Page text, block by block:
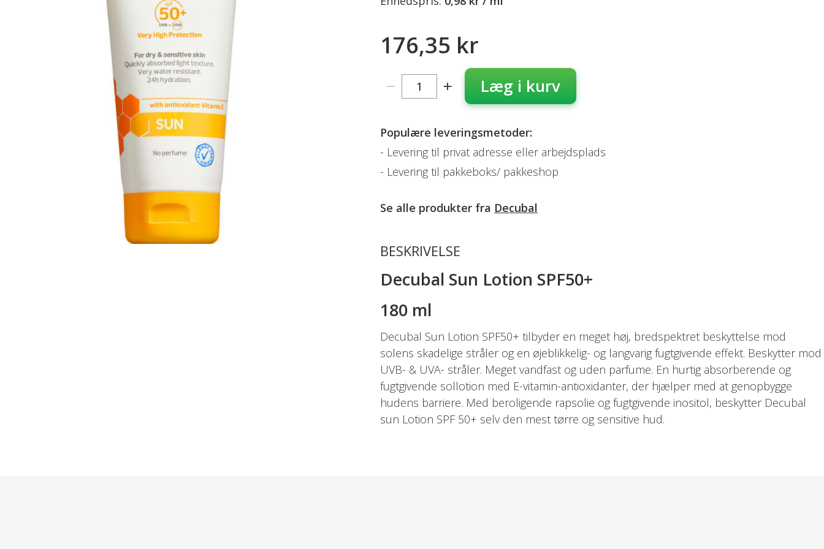
176,35 kr
Læg i kurv
Populære leveringsmetoder:
Levering til privat adresse eller arbejdsplads
Levering til pakkeboks/ pakkeshop
Se alle produkter fra Decubal
BESKRIVELSE
Decubal Sun Lotion SPF50+
180 ml
Decubal Sun Lotion SPF50+ tilbyder en meget høj, bredspektret beskyttelse mod
solens skadelige stråler og en øjeblikkelig- og langvarig fugtgivende effekt. Beskytter mod
UVB- & UVA- stråler. Meget vandfast og uden parfume. En hurtig absorberende og
fugtgivende sollotion med E-vitamin-antioxidanter, der hjælper med at genopbygge
hudens barriere. Med beroligende rapsolie og fugtgivende inositol, beskytter Decubal
sun Lotion SPF 50+ selv den mest tørre og sensitive hud.